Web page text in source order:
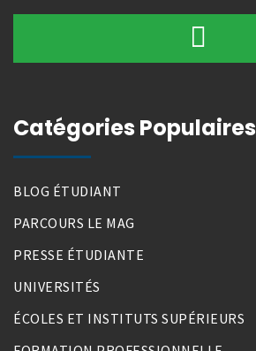
Catégories Populaires
BLOG ÉTUDIANT
PARCOURS LE MAG
PRESSE ÉTUDIANTE
UNIVERSITÉS
ÉCOLES ET INSTITUTS SUPÉRIEURS